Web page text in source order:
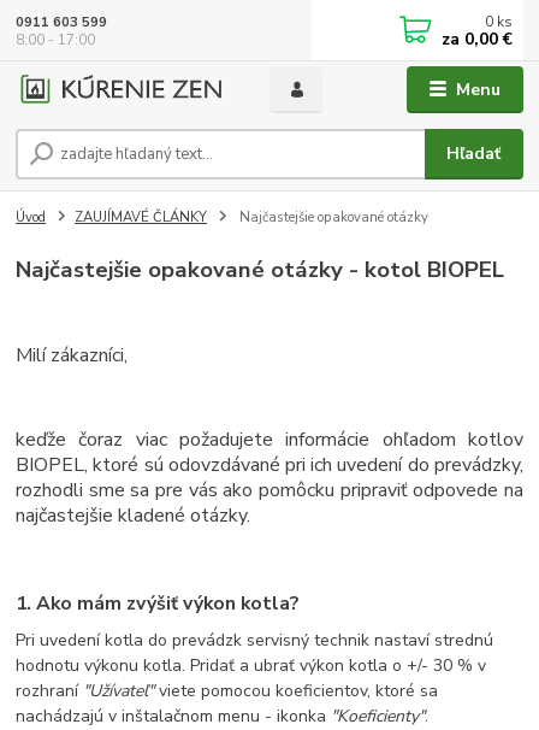
Menu
Hľadať
0911 603 599
8:00 - 17:00
0 ks
za 0,00 €
Úvod ZAUJÍMAVÉ ČLÁNKY Najčastejšie opakované otázky
Najčastejšie opakované otázky - kotol BIOPEL
Milí zákazníci,
keďže čoraz viac požadujete informácie ohľadom kotlov
BIOPEL, ktoré sú odovzdávané pri ich uvedení do prevádzky,
rozhodli sme sa pre vás ako pomôcku pripraviť odpovede na
najčastejšie kladené otázky.
1. Ako mám zvýšiť výkon kotla?
Pri uvedení kotla do prevádzk servisný technik nastaví strednú
hodnotu výkonu kotla. Pridať a ubrať výkon kotla o +/- 30 % v
rozhraní "Užívateľ"viete pomocou koeficientov, ktoré sa
nachádzajú v inštalačnom menu - ikonka "Koeficienty".